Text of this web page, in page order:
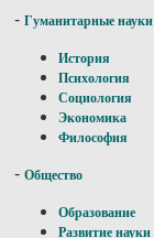
- Гуманитарные науки
История
Психология
Социология
Экономика
Философия
- Общество
Образование
Развитие науки